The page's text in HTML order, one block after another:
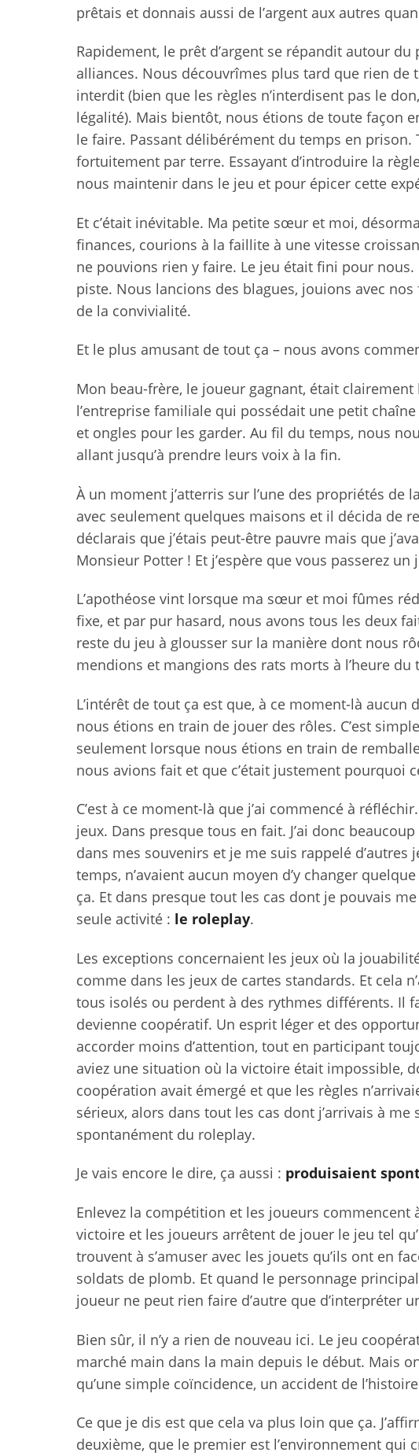
prêtais et donnais aussi de l’argent aux autres
Rapidement, le prêt d’argent se répandit autour
alliances. Nous découvrîmes plus tard que rien de
interdit (bien que les règles n’interdisent pas le
légalité). Mais bientôt, nous étions de toute façon
le faire. Passant délibérément du temps en
fortuitement par terre. Essayant d’introduire la
nous maintenir dans le jeu et pour épicer cette
Et c’était inévitable. Ma petite sœur et moi,
finances, courions à la faillite à une vitesse
ne pouvions rien y faire. Le jeu était fini pour
piste. Nous lancions des blagues, jouions avec
de la convivialité.
Et le plus amusant de tout ça – nous avons
Mon beau-frère, le joueur gagnant, était
l’entreprise familiale qui possédait une petit
et ongles pour les garder. Au fil du temps, nous
allant jusqu’à prendre leurs voix à la fin.
À un moment j’atterris sur l’une des propriétés de
avec seulement quelques maisons et il décida de
déclarais que j’étais peut-être pauvre mais que
Monsieur Potter ! Et j’espère que vous passerez un
L’apothéose vint lorsque ma sœur et moi fûmes
fixe, et par pur hasard, nous avons tous les deux
reste du jeu à glousser sur la manière dont nous
mendions et mangions des rats morts à l’heure du
L’intérêt de tout ça est que, à ce moment-là aucun
nous étions en train de jouer des rôles. C’est
seulement lorsque nous étions en train de
nous avions fait et que c’était justement pourquoi
C’est à ce moment-là que j’ai commencé à
jeux. Dans presque tous en fait. J’ai donc
dans mes souvenirs et je me suis rappelé
temps, n’avaient aucun moyen d’y changer
ça. Et dans presque tout les cas dont je pouvais
seule activité : le roleplay.
Les exceptions concernaient les jeux où la
comme dans les jeux de cartes standards. Et cela
tous isolés ou perdent à des rythmes différents. Il
devienne coopératif. Un esprit léger et des
accorder moins d’attention, tout en participant
aviez une situation où la victoire était impossible,
coopération avait émergé et que les règles
sérieux, alors dans tout les cas dont j’arrivais à
spontanément du roleplay.
Je vais encore le dire, ça aussi : produisaient
Enlevez la compétition et les joueurs
victoire et les joueurs arrêtent de jouer le jeu tel
trouvent à s’amuser avec les jouets qu’ils ont en
soldats de plomb. Et quand le personnage
joueur ne peut rien faire d’autre que d’interpréter
Bien sûr, il n’y a rien de nouveau ici. Le jeu
marché main dans la main depuis le début. Mais
qu’une simple coïncidence, un accident de
Ce que je dis est que cela va plus loin que ça.
deuxième, que le premier est l’environnement qui